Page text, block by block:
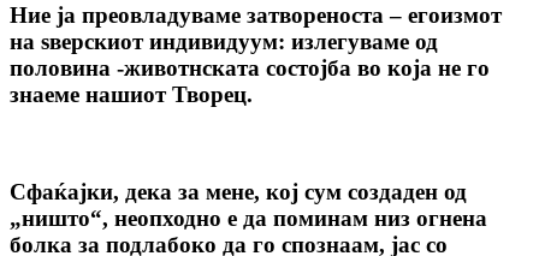
Ние ја преовладуваме затвореноста – егоизмот
на ѕверскиот индивидуум: излегуваме од
половина -животнската состојба во која не го
знаеме нашиот Творец.
Сфаќајки, дека за мене, кој сум создаден од
„ништо“, неопходно е да поминам низ огнена
болка за подлабоко да го спознаам, јас со